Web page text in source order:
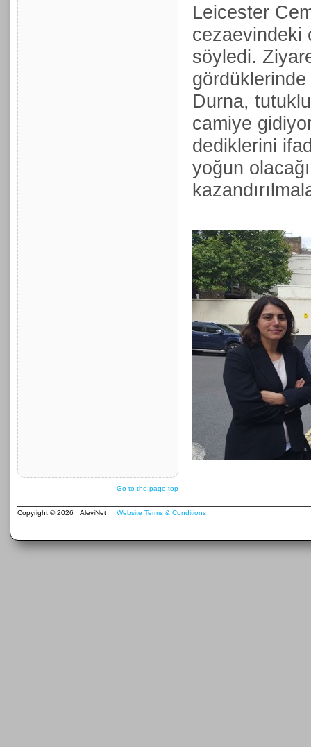
Leicester
cezaevindeki
söyledi.
Durna,
camiye
dediklerini
yoğun
Go to the page-top
Copyright © 2026 AleviNet Website Terms & Conditions